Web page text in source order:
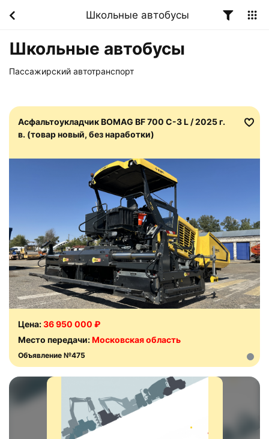
Школьные автобусы
Школьные автобусы
Пассажирский автотранспорт
Асфальтоукладчик BOMAG BF 700 C-3 L / 2025 г.
в. (товар новый, без наработки)
Цена:36 950 000 ₽
Место передачи:Московская область
Объявление №475